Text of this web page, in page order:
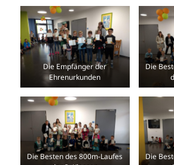
Die Empfänger der
Ehrenurkunden
Die
Die Besten des 800m-Laufes
Die